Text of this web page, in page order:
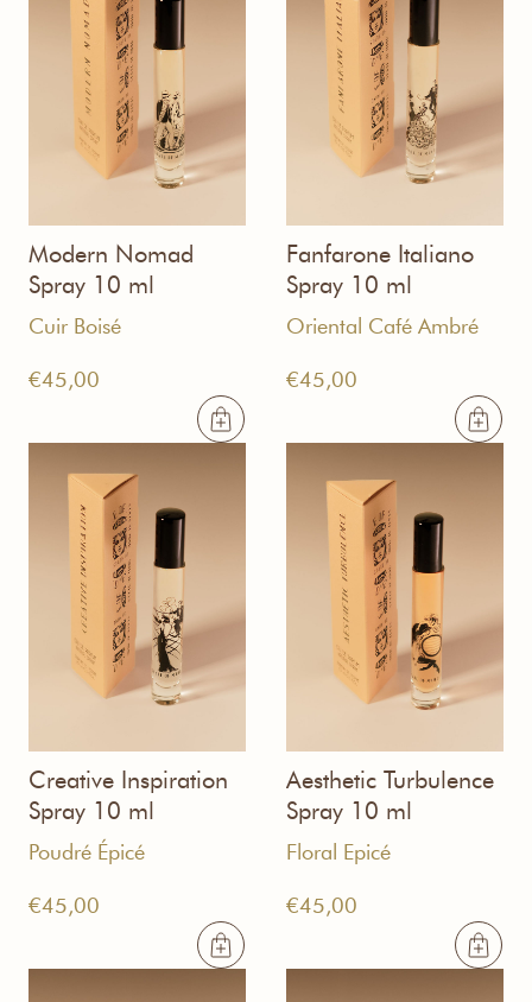
Modern Nomad
Spray 10 ml
Cuir Boisé
€45,00
Fanfarone Italiano
Spray 10 ml
Oriental Café Ambré
€45,00
Creative Inspiration
Spray 10 ml
Poudré Épicé
€45,00
Aesthetic Turbulence
Spray 10 ml
Floral Epicé
€45,00